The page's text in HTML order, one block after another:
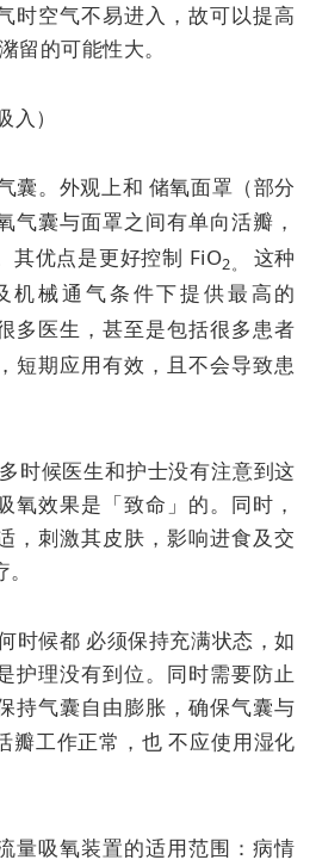
时空气不易进入，故可以提高
潴留的可能性大。
）
囊。外观上和 储氧面罩（部分
气囊与面罩之间有单向活瓣，
其优点是更好控制 FiO2。
这种
机械通气条件下提供最高的
多医生，甚至是包括很多患者
短期应用有效，且不会导致患
时候医生和护士没有注意到这
氧效果是「致命」的。同时，
，刺激其皮肤，影响进食及交
时候都 必须保持充满状态，如
护理没有到位。同时需要防止
持气囊自由膨胀，确保气囊与
瓣工作正常，也不应使用湿化
量吸氧装置的适用范围：病情